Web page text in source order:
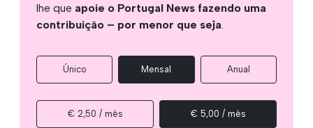
lhe que apoie o Portugal News fazendo uma
contribuição – por menor que seja.
Único Mensal Anual
€ 2,50 / mês € 5,00 / mês